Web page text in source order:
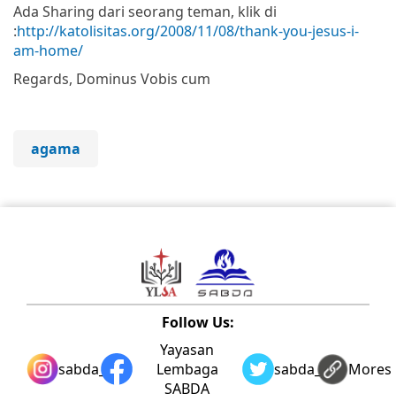
Ada Sharing dari seorang teman, klik di
:http://katolisitas.org/2008/11/08/thank-you-jesus-i-
am-home/
Regards, Dominus Vobis cum
agama
Follow Us:
sabda_ylsa
Yayasan
Lembaga
SABDA
sabda_ylsaMores